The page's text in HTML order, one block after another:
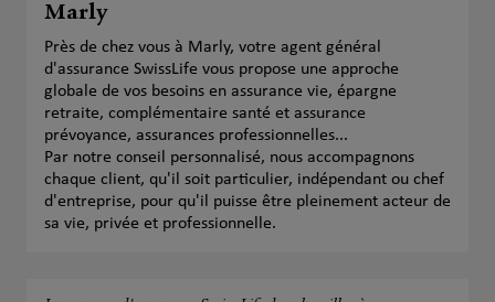
Marly
Près de chez vous à Marly, votre agent général
d'assurance SwissLife vous propose une approche
globale de vos besoins en assurance vie, épargne
retraite, complémentaire santé et assurance
prévoyance, assurances professionnelles...
Par notre conseil personnalisé, nous accompagnons
chaque client, qu'il soit particulier, indépendant ou chef
d'entreprise, pour qu'il puisse être pleinement acteur de
sa vie, privée et professionnelle.